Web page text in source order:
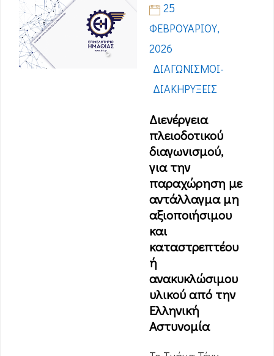
25
ΦΕΒΡΟΥΑΡΊΟΥ,
2026
ΔΙΑΓΩΝΙΣΜΟΊ-
ΔΙΑΚΗΡΎΞΕΙΣ
Διενέργεια
πλειοδοτικού
διαγωνισμού,
για την
παραχώρηση με
αντάλλαγμα μη
αξιοποιήσιμου
και
καταστρεπτέου
ή
ανακυκλώσιμου
υλικού από την
Ελληνική
Αστυνομία